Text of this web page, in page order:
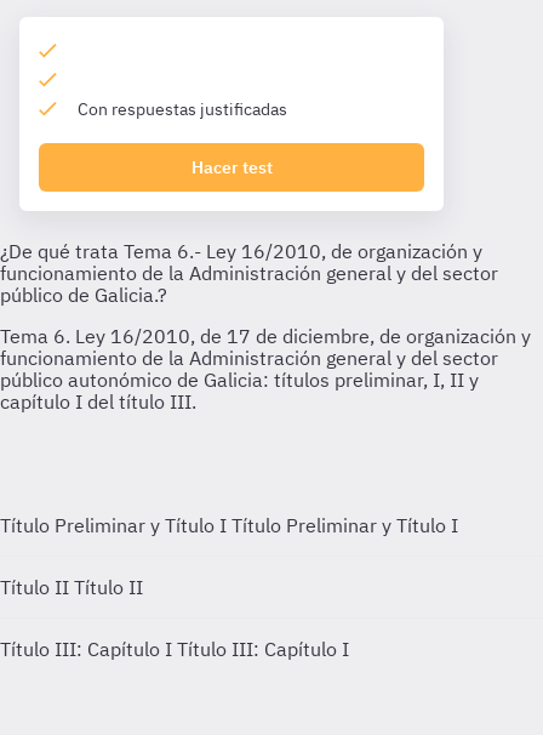
Con respuestas justificadas
Hacer test
Título Preliminar y Título I Título Preliminar y Título I
Título II Título II
Título III: Capítulo I Título III: Capítulo I